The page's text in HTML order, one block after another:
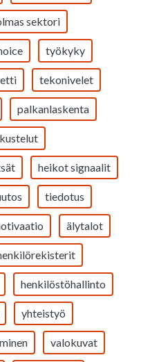
sektori
työkyky
tekonivelet
palkanlaskenta
heikot signaalit
tiedotus
älytalot
henkilöstöhallinto
yhteistyö
valokuvat